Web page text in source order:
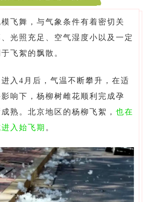
飞舞，与气象条件有着密切关
光照充足、空气湿度小以及一定
飞絮的飘散。
入4月后，气温不断攀升，在适
响下，杨柳树雌花顺利完成孕
熟。北京地区的杨柳飞絮， 也在
入始飞期 。